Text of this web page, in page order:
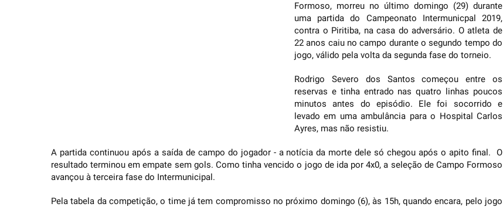
Formoso, morreu no último domingo (29) durante
uma partida do Campeonato Intermunicpal 2019,
contra o Piritiba, na casa do adversário. O atleta de
22 anos caiu no campo durante o segundo tempo do
jogo, válido pela volta da segunda fase do torneio.
Rodrigo Severo dos Santos começou entre os
reservas e tinha entrado nas quatro linhas poucos
minutos antes do episódio. Ele foi socorrido e
levado em uma ambulância para o Hospital Carlos
Ayres, mas não resistiu.
A partida continuou após a saída de campo do jogador - a notícia da morte dele só chegou após o apito final. O
resultado terminou em empate sem gols. Como tinha vencido o jogo de ida por 4x0, a seleção de Campo Formoso
avançou à terceira fase do Intermunicipal.
Pela tabela da competição, o time já tem compromisso no próximo domingo (6), às 15h, quando encara, pelo jogo